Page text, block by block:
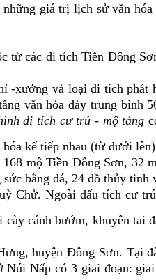
giá trị lịch sử văn
từ các di tích Tiền Đông
-xưởng và loạidi tích phát
văn hóa dày trung bình
di tích cư trú - mộ táng
kế tiếp nhau (từ dưới
mộ Tiền Đông Sơn, 32
bằng đá, 24 đồ thủy tinh
Chử. Ngoài dấu tích cư
cánh bướm, khuyên tai
huyện Đông Sơn. Tại
Núi Nấp có 3 giai đoạn: